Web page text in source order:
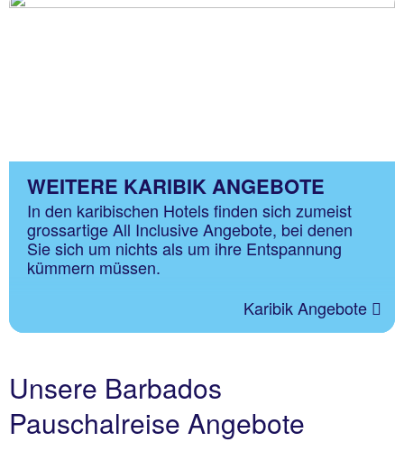
WEITERE KARIBIK ANGEBOTE
In den karibischen Hotels finden sich zumeist
grossartige All Inclusive Angebote, bei denen
Sie sich um nichts als um ihre Entspannung
kümmern müssen.
Karibik Angebote
Unsere Barbados
Pauschalreise Angebote